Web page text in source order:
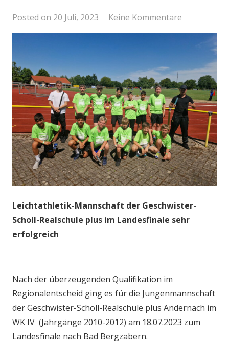
Posted on 20 Juli, 2023 Keine Kommentare
Leichtathletik-Mannschaft der Geschwister-
Scholl-Realschule plus im Landesfinale sehr
erfolgreich
Nach der überzeugenden Qualifikation im
Regionalentscheid ging es für die Jungenmannschaft
der Geschwister-Scholl-Realschule plus Andernach im
WK IV (Jahrgänge 2010-2012) am 18.07.2023 zum
Landesfinale nach Bad Bergzabern.